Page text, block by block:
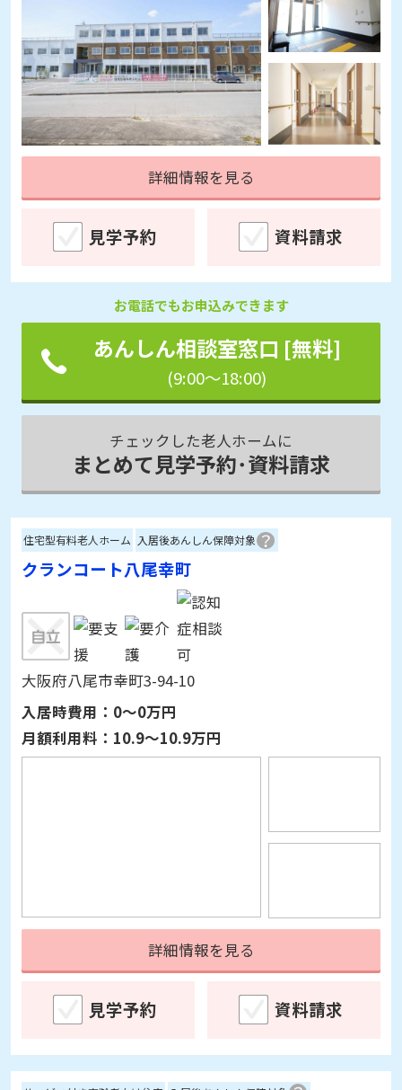
詳細情報を見る
お電話でもお申込みできます
あんしん相談室窓口 [無料]
(9:00～18:00)
チェックした老人ホームに
まとめて見学予約･資料請求
住宅型有料老人ホーム 入居後あんしん保障対象
クランコート八尾幸町
大阪府八尾市幸町3-94-10
入居時費用：
0～0万円
月額利用料： 10.9～10.9万円
見学予約
ハピネス桜の里